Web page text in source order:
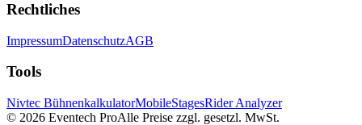
Rechtliches
ImpressumDatenschutzAGB
Tools
Nivtec BühnenkalkulatorMobileStagesRider Analyzer
© 2026 Eventech ProAlle Preise zzgl. gesetzl. MwSt.